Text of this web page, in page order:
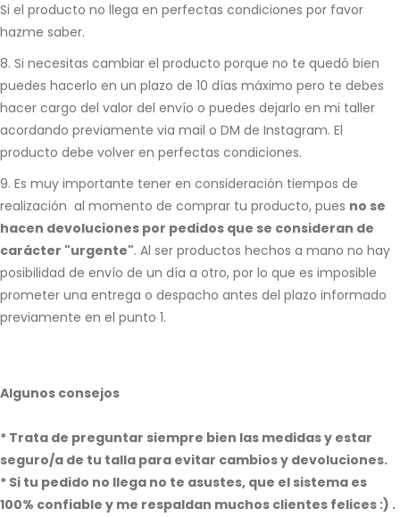
Si el producto no llega en perfectas condiciones por favor
hazme saber.
8. Si necesitas cambiar el producto porque no te quedó bien
puedes hacerlo en un plazo de 10 días máximo pero te debes
hacer cargo del valor del envío o puedes dejarlo en mi taller
acordando previamente via mail o DM de Instagram. El
producto debe volver en perfectas condiciones.
9. Es muy importante tener en consideración tiempos de
realización al momento de comprar tu producto, pues no se
hacen devoluciones por pedidos que se consideran de
carácter "urgente". Al ser productos hechos a mano no hay
posibilidad de envío de un día a otro, por lo que es imposible
prometer una entrega o despacho antes del plazo informado
previamente en el punto 1.
Algunos consejos
* Trata de preguntar siempre bien las medidas y estar
seguro/a de tu talla para evitar cambios y devoluciones.
* Si tu pedido no llega no te asustes, que el sistema es
100% confiable y me respaldan muchos clientes felices :) .